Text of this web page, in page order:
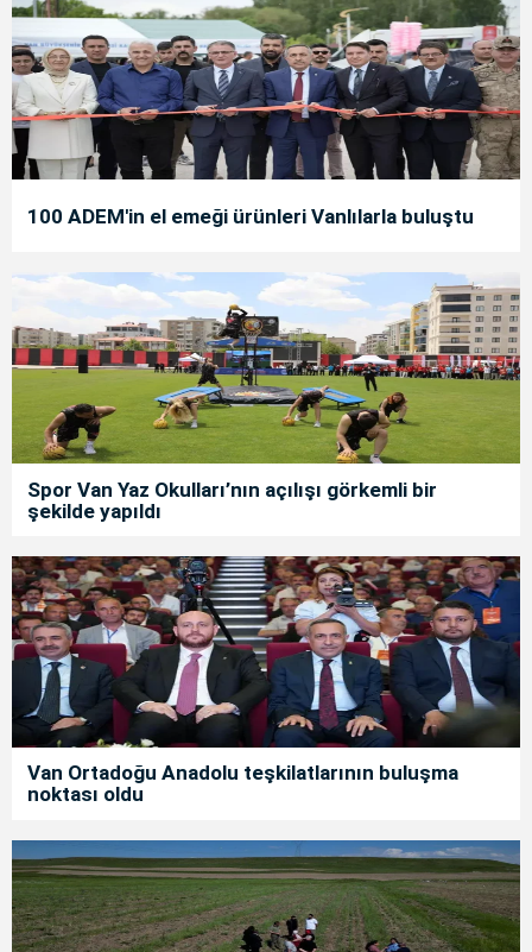
100 ADEM'in el emeği ürünleri Vanlılarla buluştu
Spor Van Yaz Okulları’nın açılışı görkemli bir
şekilde yapıldı
Van Ortadoğu Anadolu teşkilatlarının buluşma
noktası oldu